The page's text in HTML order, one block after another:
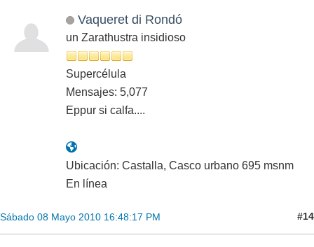
Vaqueret di Rondó
un Zarathustra insidioso
Supercélula
Mensajes: 5,077
Eppur si calfa....
Ubicación: Castalla, Casco urbano 695 msnm
En línea
Sábado 08 Mayo 2010 16:48:17 PM #14